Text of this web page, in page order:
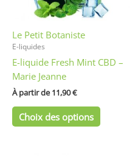
Le Petit Botaniste
E-liquides
E-liquide Fresh Mint CBD –
Marie Jeanne
À partir de 11,90€
Choix des options
peuvent
être
la
produit